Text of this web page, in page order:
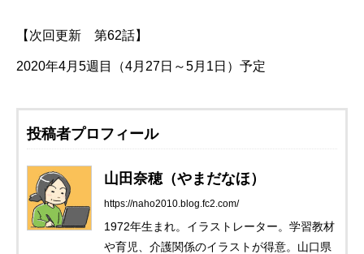
【次回更新 第62話】
2020年4月5週目（4月27日～5月1日）予定
投稿者プロフィール
山田奈穂（やまだなほ）
https://naho2010.blog.fc2.com/
1972年生まれ。イラストレーター。学習教材
や育児、介護関係のイラストが得意。山口県